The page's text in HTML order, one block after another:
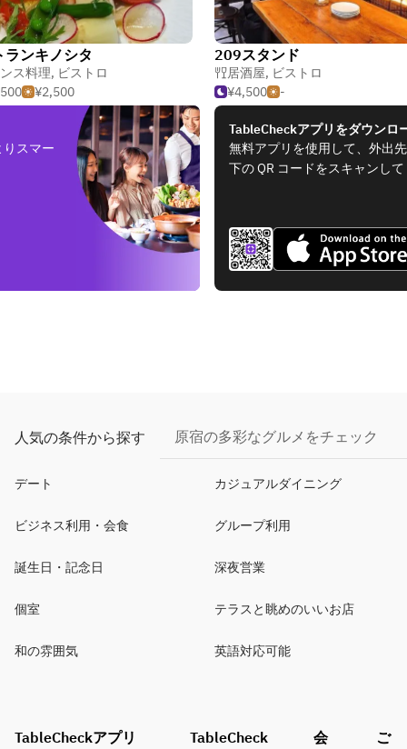
ランキノシタ
ス料理, ビストロ
¥2,500
209スタンド
居酒屋, ビストロ
¥4,500
-
スマー
TableCheckアプリをダウンロ
無料アプリを使用して、外出
下の QR コードをスキャンし
人気の条件から探す 原宿の多彩なグルメをチェック
デート カジュアルダイニング
ビジネス利用・会食 グループ利用
誕生日・記念日 深夜営業
個室 テラスと眺めのいいお店
和の雰囲気 英語対応可能
TableCheckアプリ TableCheck
会
ご